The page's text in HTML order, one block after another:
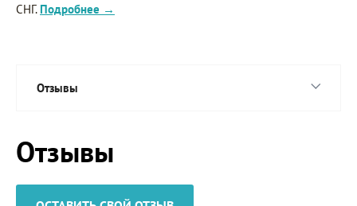
СНГ. Подробнее →
Отзывы
Отзывы